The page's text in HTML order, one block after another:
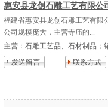
惠安县龙创石雕工艺有限公
福建省惠安县龙创石雕工艺有
公司规模庞大，主营寺庙的...
主营： 石雕工艺品、石材制品；
发送留言
联系方式